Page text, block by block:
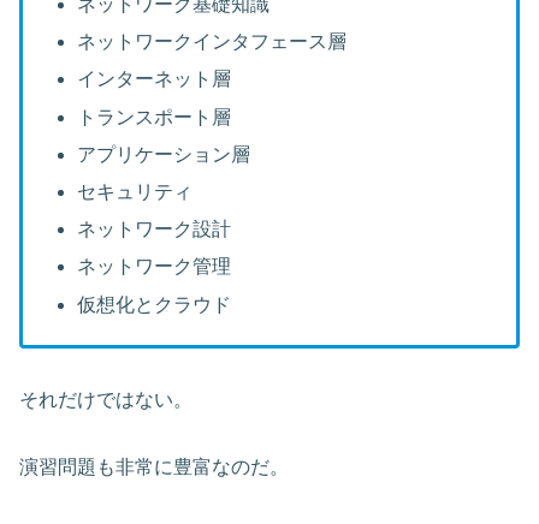
ネットワーク基礎知識
ネットワークインタフェース層
インターネット層
トランスポート層
アプリケーション層
セキュリティ
ネットワーク設計
ネットワーク管理
仮想化とクラウド
それだけではない。
演習問題も非常に豊富なのだ。